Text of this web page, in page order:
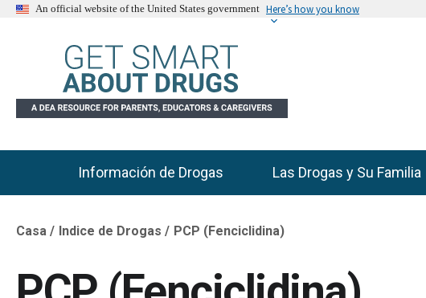
An official website of the United States government Here’s how you know
Main Menu
Información de Drogas Las Drogas y Su Familia
Breadcrumb
Casa Indice de Drogas PCP (Fenciclidina)